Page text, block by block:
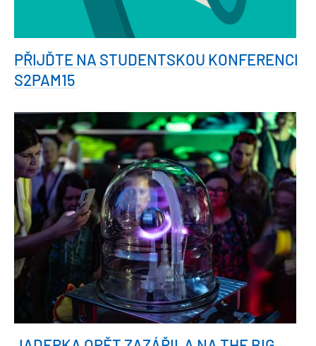
PŘIJĎTE NA STUDENTSKOU KONFERENCI
S2PAM15